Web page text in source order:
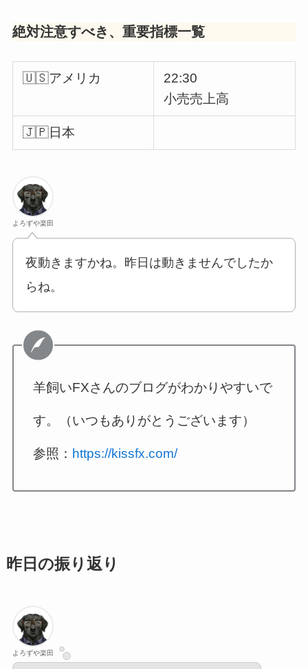
絶対注意すべき、重要指標一覧
🇺🇸アメリカ
22:30
小売売上高
🇯🇵日本
よろずや楽田
夜動きますかね。昨日は動きませんでしたか
らね。
羊飼いFXさんのブログがわかりやすいで
す。（いつもありがとうございます）
参照： https://kissfx.com/
昨日の振り返り
よろずや楽田